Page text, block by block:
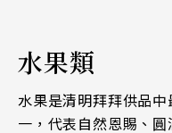
水果類
水果是清明拜拜供品
一，代表自然恩賜、